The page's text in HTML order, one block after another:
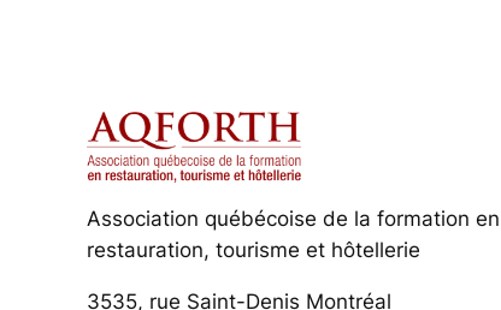
Association québécoise de la formation en
restauration, tourisme et hôtellerie
3535, rue Saint-Denis Montréal